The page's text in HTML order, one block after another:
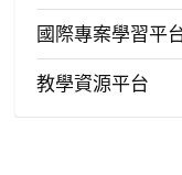
國際專案學習平
教學資源平台